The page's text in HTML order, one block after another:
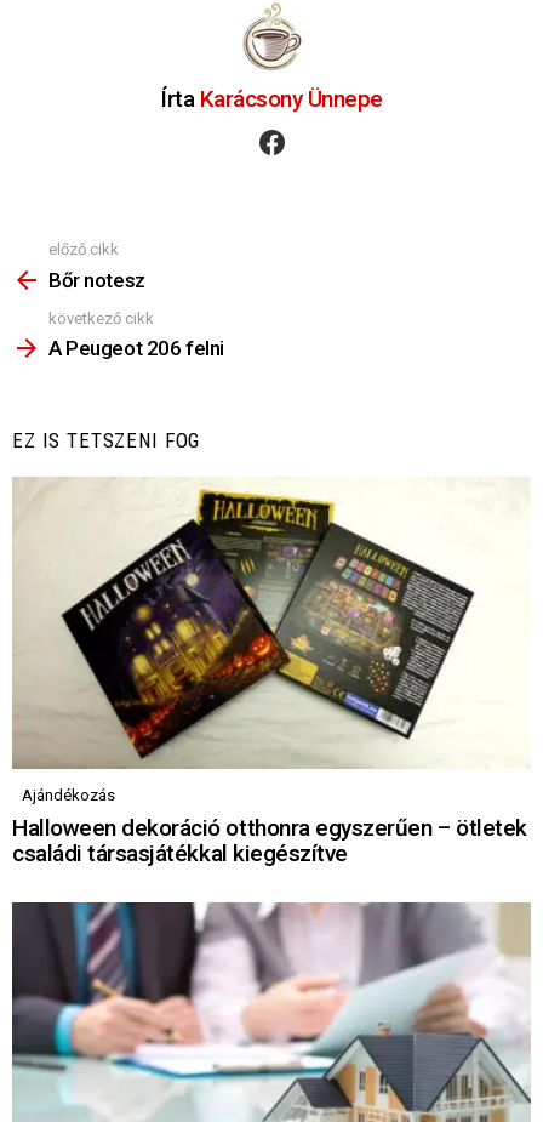
Írta Karácsony Ünnepe
Nézz
Többet
előző cikk
Bőr notesz
következő cikk
A Peugeot 206 felni
EZ IS TETSZENI FOG
Ajándékozás
Halloween dekoráció otthonra egyszerűen – ötletek
családi társasjátékkal kiegészítve